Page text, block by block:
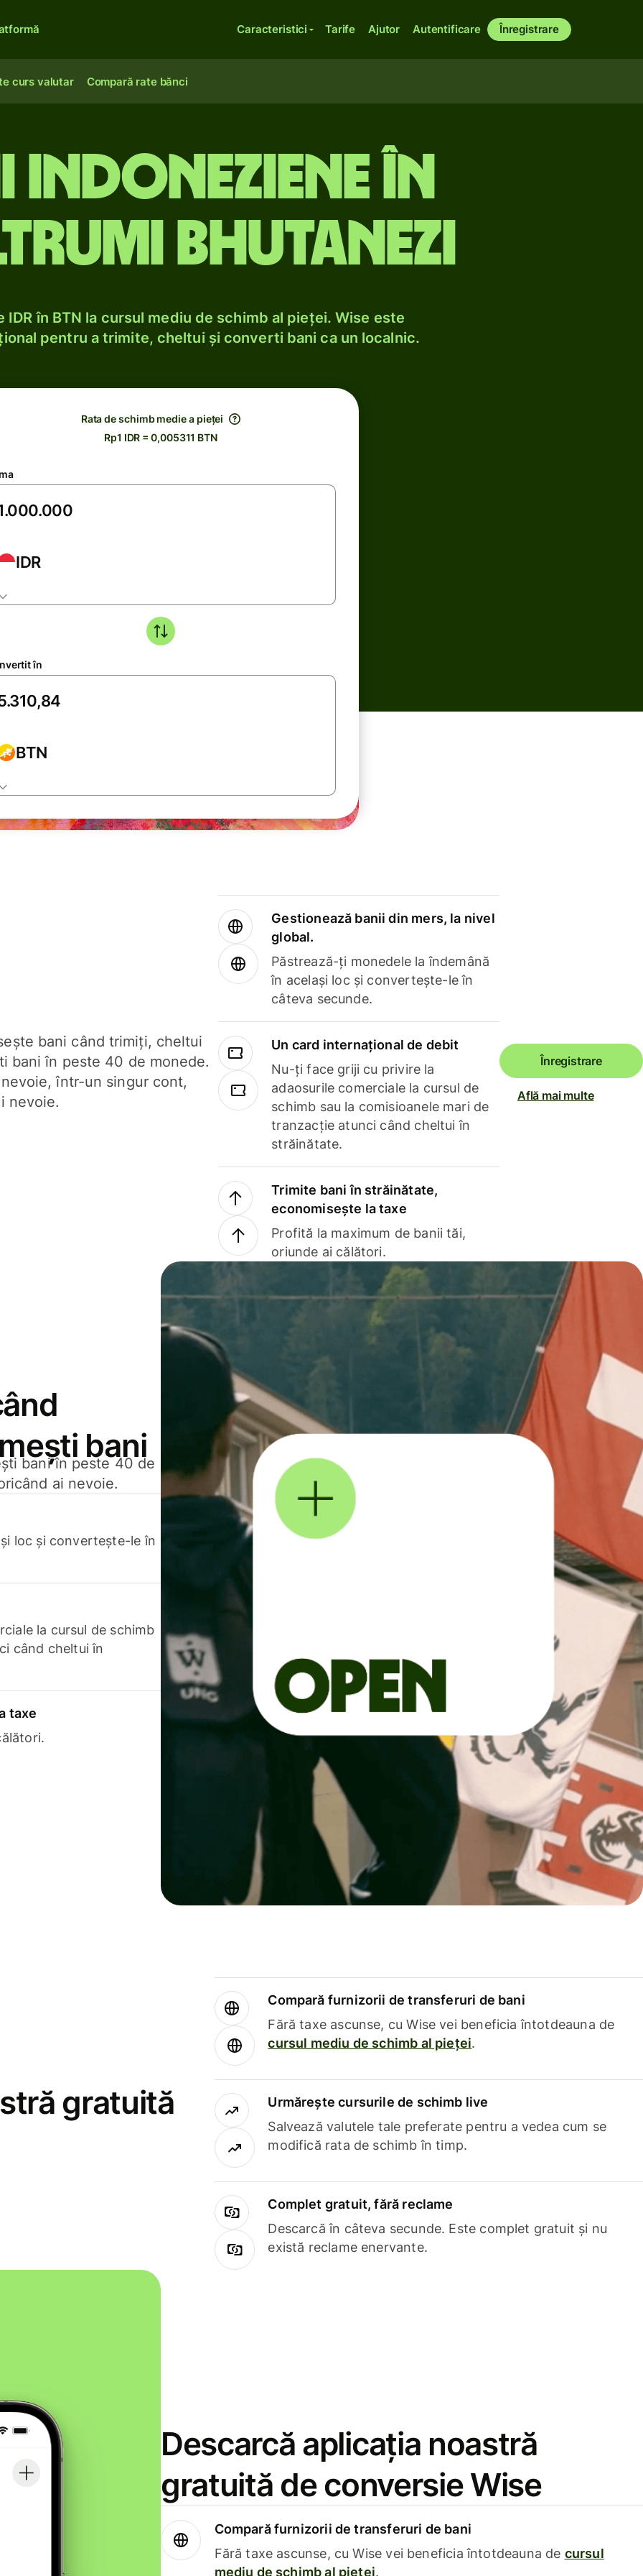
Caracteristici Tarife Ajutor Autentificare Înregistrare
curs valutar Compară rate bănci
indoneziene în
bhutanezi
în BTN la cursul mediu de schimb al pieței. Wise este
pentru a trimite, cheltui și converti bani ca un localnic.
Rata de schimb medie a pieței
Rp1 IDR = 0,005311 BTN
IDR
în
BTN
bani când trimiți, cheltui
bani în peste 40 de monede.
într-un singur cont,
nevoie.
Gestionează banii din mers, la nivel
global.
Păstrează-ți monedele la îndemână
în același loc și convertește-le în
câteva secunde.
Un card internațional de debit
Nu-ți face griji cu privire la
adaosurile comerciale la cursul de
schimb sau la comisioanele mari de
tranzacție atunci când cheltui în
străinătate.
Trimite bani în străinătate,
economisește la taxe
Profită la maximum de banii tăi,
oriunde ai călători.
Înregistrare
Află mai multe
bani
bani în peste 40 de
ai nevoie.
loc și convertește-le în
la cursul de schimb
când cheltui în
taxe
gratuită
Compară furnizorii de transferuri de bani
Fără taxe ascunse, cu Wise vei beneficia întotdeauna de
cursul mediu de schimb al pieței.
Urmărește cursurile de schimb live
Salvează valutele tale preferate pentru a vedea cum se
modifică rata de schimb în timp.
Complet gratuit, fără reclame
Descarcă în câteva secunde. Este complet gratuit și nu
există reclame enervante.
Descarcă aplicația noastră
gratuită de conversie Wise
Compară furnizorii de transferuri de bani
Fără taxe ascunse, cu Wise vei beneficia întotdeauna de cursul
mediu de schimb al pieței.